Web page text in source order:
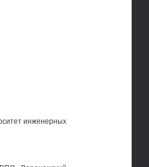
инженерных